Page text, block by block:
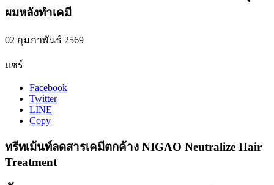
ผมหลังทำเคมี
02 กุมภาพันธ์ 2569
แชร์
Facebook
Twitter
LINE
Copy
ทรีทเม้นท์ลดสารเคมีตกค้าง NIGAO Neutralize Hair
Treatment